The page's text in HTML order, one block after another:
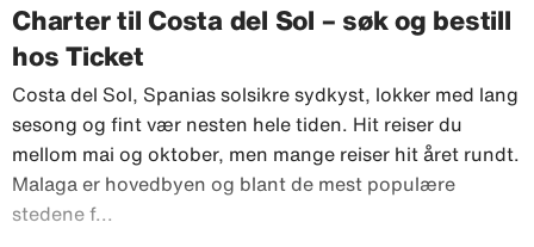
Charter til Costa del Sol – søk og bestill
hos Ticket
Costa del Sol, Spanias solsikre sydkyst, lokker med lang
sesong og fint vær nesten hele tiden. Hit reiser du
mellom mai og oktober, men mange reiser hit året rundt.
Malaga er hovedbyen og blant de mest populære
stedene f...